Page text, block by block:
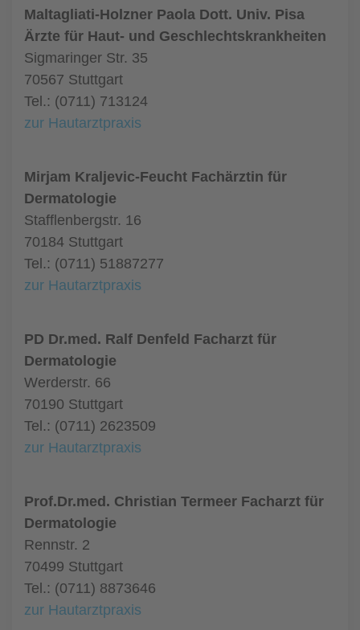
Maltagliati-Holzner Paola Dott. Univ. Pisa
Ärzte für Haut- und Geschlechtskrankheiten
Sigmaringer Str. 35
70567 Stuttgart
Tel.: (0711) 713124
zur Hautarztpraxis
Mirjam Kraljevic-Feucht Fachärztin für
Dermatologie
Stafflenbergstr. 16
70184 Stuttgart
Tel.: (0711) 51887277
zur Hautarztpraxis
PD Dr.med. Ralf Denfeld Facharzt für
Dermatologie
Werderstr. 66
70190 Stuttgart
Tel.: (0711) 2623509
zur Hautarztpraxis
Prof.Dr.med. Christian Termeer Facharzt für
Dermatologie
Rennstr. 2
70499 Stuttgart
Tel.: (0711) 8873646
zur Hautarztpraxis